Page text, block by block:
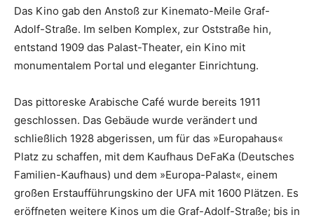
Das Kino gab den Anstoß zur Kinemato-Meile Graf-
Adolf-Straße. Im selben Komplex, zur Oststraße hin,
entstand 1909 das Palast-Theater, ein Kino mit
monumentalem Portal und eleganter Einrichtung.
Das pittoreske Arabische Café wurde bereits 1911
geschlossen. Das Gebäude wurde verändert und
schließlich 1928 abgerissen, um für das »Europahaus«
Platz zu schaffen, mit dem Kaufhaus DeFaKa (Deutsches
Familien-Kaufhaus) und dem »Europa-Palast«, einem
großen Erstaufführungskino der UFA mit 1600 Plätzen. Es
eröffneten weitere Kinos um die Graf-Adolf-Straße; bis in